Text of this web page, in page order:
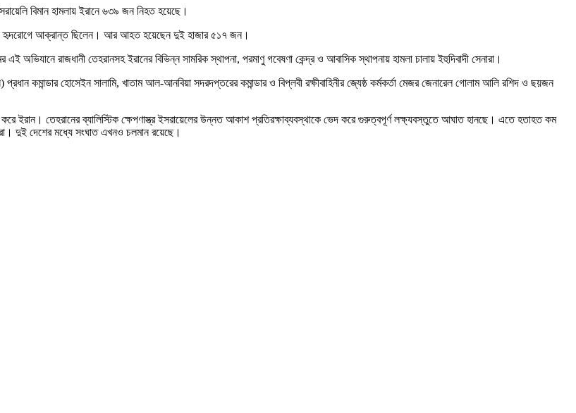
বিমান হামলায় ইরানে ৬৩৯ জন নিহত হয়েছে।
হৃদরোগে আক্রান্ত ছিলেন। আর আহত হয়েছেন দুই হাজার ৫১৭ জন।
রাজধানী তেহরানসহ ইরানের বিভিন্ন সামরিক স্থাপনা, পরমাণু গবেষণা কেন্দ্র ও আবাসিক স্থাপনায় হামলা চালায় ইহুদিবাদী সেনারা।
প্রধান কমান্ডার হোসেইন সালামি, খাতাম আল-আনবিয়া সদরদপ্তরের কমান্ডার ও বিপ্লবী রক্ষীবাহিনীর জ্যেষ্ঠ কর্মকর্তা মেজর জেনারেল গোলাম আলি রশিদ ও ছয়জন
করে ইরান। তেহরানের ব্যালিস্টিক ক্ষেপণাস্ত্র ইসরায়েলের উন্নত আকাশ প্রতিরক্ষাব্যবস্থাকে ভেদ করে গুরুত্বপূর্ণ লক্ষ্যবস্তুতে আঘাত হানছে। এতে হতাহত কম
দুই দেশের মধ্যে সংঘাত এখনও চলমান রয়েছে।